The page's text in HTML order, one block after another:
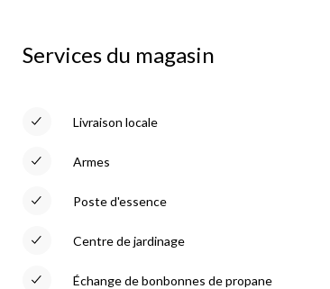
Services du magasin
Livraison locale
Armes
Poste d'essence
Centre de jardinage
Échange de bonbonnes de propane